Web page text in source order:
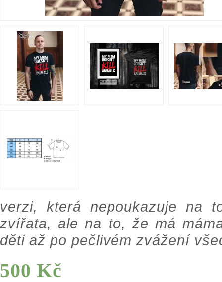
verzi, která nepoukazuje na
zvířata, ale na to, že má
děti až po pečlivém zvážení
500 Kč